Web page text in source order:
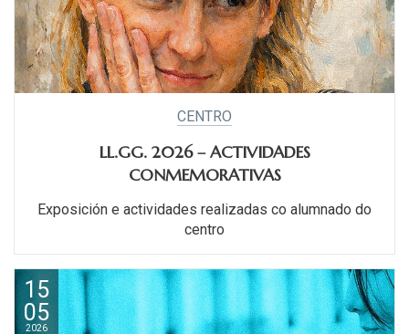
CENTRO
LL.GG. 2026 – ACTIVIDADES
CONMEMORATIVAS
Exposición e actividades realizadas co alumnado do
centro
15
05
2026